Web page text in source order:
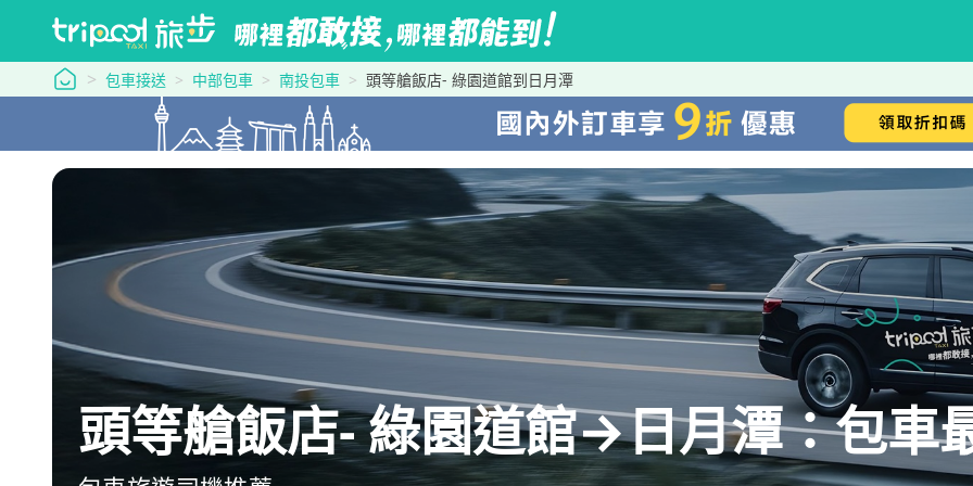
tripool 旅步
包車接送 中部包車 南投包車 頭等艙飯店- 綠園道館到日月潭
頭等艙飯店- 綠園道館→日月潭：包車